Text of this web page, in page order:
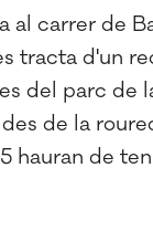
al carrer de
tracta d'un
del parc de
de la
hauran de